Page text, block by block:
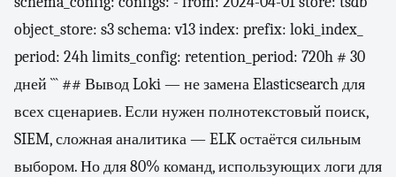
object_store: s3 schema: v13 index: prefix: loki_index_
period: 24h limits_config: retention_period: 720h # 30
дней ``` ## Вывод Loki — не замена Elasticsearch для
всех сценариев. Если нужен полнотекстовый поиск,
SIEM, сложная аналитика — ELK остаётся сильным
выбором. Но для 80% команд, использующих логи для